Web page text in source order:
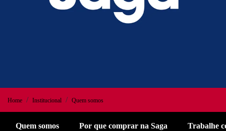
Home Institucional Quem somos
Quem somos Por que comprar na Saga Trabalhe